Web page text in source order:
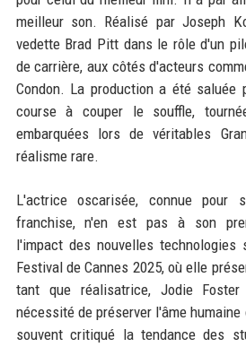
meilleur son. Réalisé par Joseph
vedette Brad Pitt dans le rôle d'un
de carrière, aux côtés d'acteurs
Condon. La production a été saluée
course à couper le souffle,
embarquées lors de véritables
réalisme rare.
L'actrice oscarisée, connue pour
franchise, n'en est pas à son
l'impact des nouvelles
Festival de Cannes 2025, où elle
tant que réalisatrice, Jodie
nécessité de préserver l'âme
souvent critiqué la tendance des